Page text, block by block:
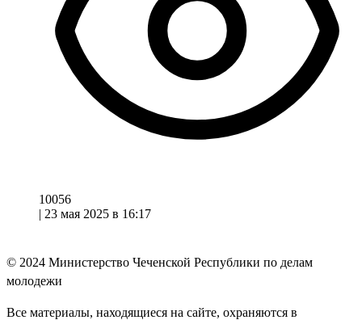
10056
| 23 мая 2025 в 16:17
© 2024 Министерство Чеченской Республики по делам
молодежи
Все материалы, находящиеся на сайте, охраняются в